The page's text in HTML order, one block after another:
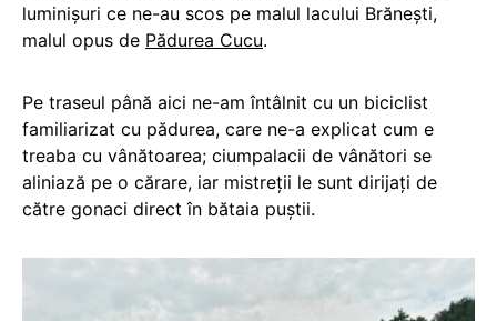
luminișuri ce ne-au scos pe malul lacului Brănești,
malul opus de Pădurea Cucu.
Pe traseul până aici ne-am întâlnit cu un biciclist
familiarizat cu pădurea, care ne-a explicat cum e
treaba cu vânătoarea; ciumpalacii de vânători se
aliniază pe o cărare, iar mistreții le sunt dirijați de
către gonaci direct în bătaia puștii.